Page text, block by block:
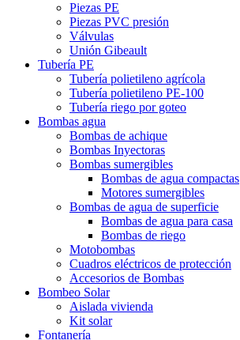
Piezas PE
Piezas PVC presión
Válvulas
Unión Gibeault
Tubería PE
Tubería polietileno agrícola
Tubería polietileno PE-100
Tubería riego por goteo
Bombas agua
Bombas de achique
Bombas Inyectoras
Bombas sumergibles
Bombas de agua compactas
Motores sumergibles
Bombas de agua de superficie
Bombas de agua para casa
Bombas de riego
Motobombas
Cuadros eléctricos de protección
Accesorios de Bombas
Bombeo Solar
Aislada vivienda
Kit solar
Fontanería